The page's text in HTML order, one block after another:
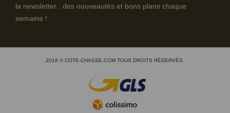
la newsletter : des nouveautés et bons plans chaque
semaine !
2018 © COTE-CHASSE.COM TOUS DROITS RÉSERVÉS.